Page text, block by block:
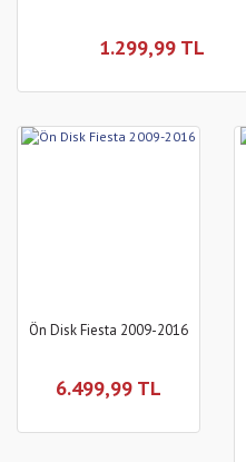
1.299,99 TL
Ön Disk Fiesta 2009-2016
6.499,99 TL